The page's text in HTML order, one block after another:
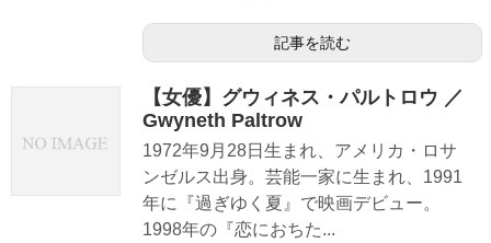
記事を読む
【女優】グウィネス・パルトロウ ／
Gwyneth Paltrow
1972年9月28日生まれ、アメリカ・ロサ
ンゼルス出身。芸能一家に生まれ、1991
年に『過ぎゆく夏』で映画デビュー。
1998年の『恋におちた...